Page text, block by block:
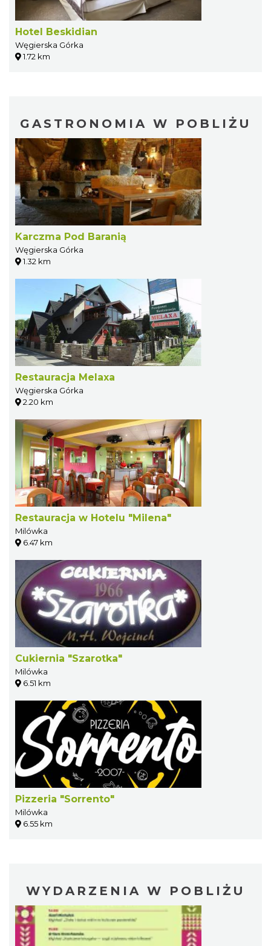
Hotel Beskidian
Węgierska Górka
1.72 km
GASTRONOMIA W POBLIŻU
Karczma Pod Baranią
Węgierska Górka
1.32 km
Restauracja Melaxa
Węgierska Górka
2.20 km
Restauracja w Hotelu "Milena"
Milówka
6.47 km
Cukiernia "Szarotka"
Milówka
6.51 km
Pizzeria "Sorrento"
Milówka
6.55 km
WYDARZENIA W POBLIŻU